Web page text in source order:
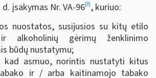
įsakymas Nr. VA-96[3], kuriuo:
nuostatos, susijusios su kitų etilo
alkoholinių gėrimų ženklinimo
būdų nustatymu;
kad asmuo, norintis nustatyti kitus
ir / arba kaitinamojo tabako